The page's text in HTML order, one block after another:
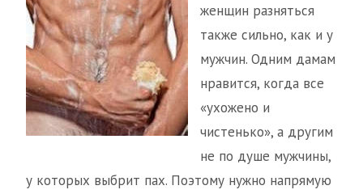
женщин разняться
также сильно, как и у
мужчин. Одним дамам
нравится, когда все
«ухожено и
чистенько», а другим
не по душе мужчины,
у которых выбрит пах. Поэтому нужно напрямую